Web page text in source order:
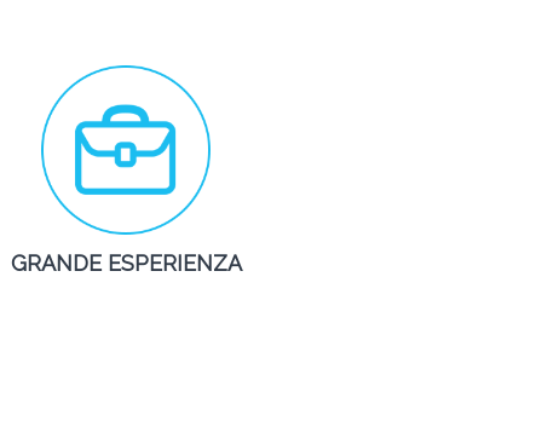
GRANDE ESPERIENZA